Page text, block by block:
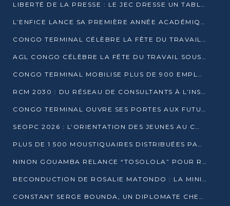
LIBERTÉ DE LA PRESSE : LE JEC DRESSE UN TABLEAU PRÉOCCUPANT AU CONGO
L’ENFICE LANCE SA PREMIÈRE ANNÉE ACADÉMIQUE AVEC 100 FUTURS ENSEIGNANTS
CONGO TERMINAL CÉLÈBRE LA FÊTE DU TRAVAIL AVEC SES COLLABORATEURS À POINTE-NOIRE
AGL CONGO CÉLÈBRE LA FÊTE DU TRAVAIL SOUS LE SIGNE DE LA COHÉSION
CONGO TERMINAL MOBILISE PLUS DE 900 EMPLOYÉS AUTOUR DE LA SÉCURITÉ AU TRAVAIL
RCM 2030 : DU RÉSEAU DE CONSULTANTS À L’INSTRUMENT DE PUISSANCE EN AFRIQUE FRANCOPHONE
CONGO TERMINAL OUVRE SES PORTES AUX FUTURS INGÉNIEURS AU FORUM DES MÉTIERS D’UCAC-ICAM
SEOPC 2026 : L’ORIENTATION DES JEUNES AU CŒUR DE LA DEUXIÈME ÉDITION
PLUS DE 1 500 MOUSTIQUAIRES DISTRIBUÉES PAR AGL ET CONGO TERMINAL DANS LA LUTTE CONTRE LE PALUDISME
NINON GOUAMBA RELANCE “TOSOLOLA” POUR RENFORCER LE DIALOGUE AVEC LES CITOYENS
RECONDUCTION DE ROSALIE MATONDO : LA MINISTRE PROMET D’ACCÉLÉRER LE TRAITEMENT DES DOSSIERS ET DE RELEVER DE NOUVEAUX DÉFIS
CONSTANT SERGE BOUNDA, UN DIPLOMATE CHEVRONNÉ AUX COMMANDES DES AFFAIRES ÉTRANGÈRES